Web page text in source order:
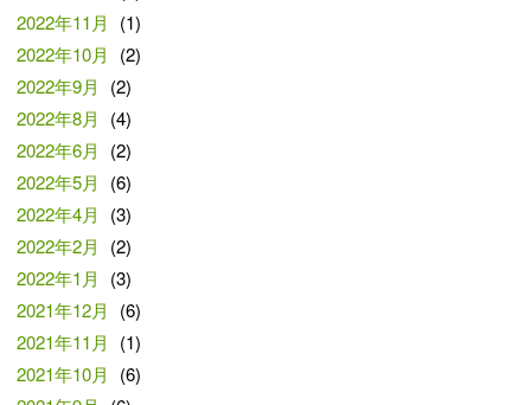
2022年11月
(1)
2022年10月
(2)
2022年9月
(2)
2022年8月
(4)
2022年6月
(2)
2022年5月
(6)
2022年4月
(3)
2022年2月
(2)
2022年1月
(3)
2021年12月
(6)
2021年11月
(1)
2021年10月
(6)